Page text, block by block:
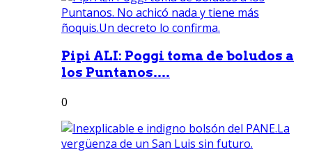
Pipi ALI: Poggi toma de boludos a
los Puntanos....
0